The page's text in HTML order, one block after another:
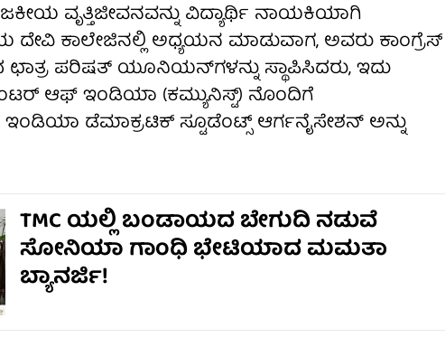
ವೃತ್ತಿಜೀವನವನ್ನು ವಿದ್ಯಾರ್ಥಿ ನಾಯಕಿಯಾಗಿ
ಕಾಲೇಜಿನಲ್ಲಿ ಅಧ್ಯಯನ ಮಾಡುವಾಗ, ಅವರು ಕಾಂಗ್ರೆಸ್
ಛಾತ್ರ ಪರಿಷತ್ ಯೂನಿಯನ್‌ಗಳನ್ನು ಸ್ಥಾಪಿಸಿದರು, ಇದು
ಆಫ್ ಇಂಡಿಯಾ (ಕಮ್ಯುನಿಸ್ಟ್) ನೊಂದಿಗೆ
ಡೆಮಾಕ್ರಟಿಕ್ ಸ್ಟೂಡೆಂಟ್ಸ್ ಆರ್ಗನೈಸೇಶನ್ ಅನ್ನು
TMC ಯಲ್ಲಿ ಬಂಡಾಯದ ಬೇಗುದಿ ನಡುವೆ
ಸೋನಿಯಾ ಗಾಂಧಿ ಭೇಟಿಯಾದ ಮಮತಾ
ಬ್ಯಾನರ್ಜಿ!